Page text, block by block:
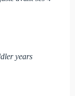
years